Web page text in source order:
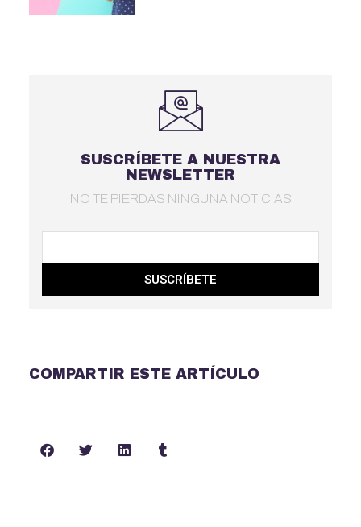
SUSCRÍBETE A NUESTRA
NEWSLETTER
NO TE PIERDAS NINGUNA NOTICIAS
SUSCRÍBETE
COMPARTIR ESTE ARTÍCULO